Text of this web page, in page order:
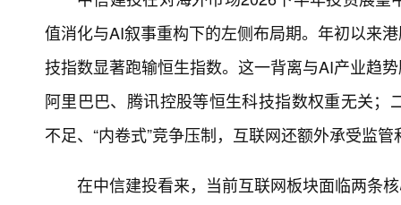
值消化与AI叙事重构下的左侧布局期。年初以来
技指数显著跑输恒生指数。这一背离与AI产业趋
阿里巴巴、腾讯控股等恒生科技指数权重无关
不足、“内卷式”竞争压制，互联网还额外承受监
在中信建投看来，当前互联网板块面临两条